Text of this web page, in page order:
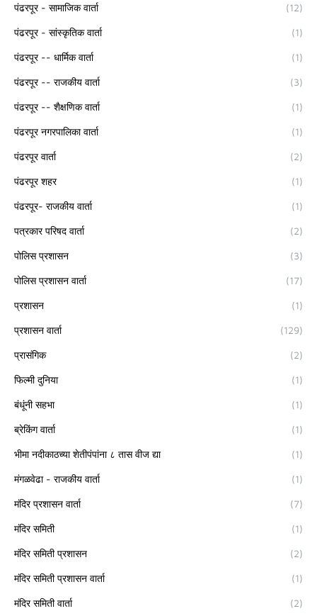
पंढरपूर - सामाजिक वार्ता (12)
पंढरपूर - सांस्कृतिक वार्ता (1)
पंढरपूर -- धार्मिक वार्ता (1)
पंढरपूर -- राजकीय वार्ता (3)
पंढरपूर -- शैक्षणिक वार्ता (1)
पंढरपूर नगरपालिका वार्ता (1)
पंढरपूर वार्ता (2)
पंढरपूर शहर (1)
पंढरपूर- राजकीय वार्ता (1)
पत्रकार परिषद वार्ता (2)
पोलिस प्रशासन (3)
पोलिस प्रशासन वार्ता (17)
प्रशासन (1)
प्रशासन वार्ता (129)
प्रासंगिक (2)
फिल्मी दुनिया (1)
बंधूंनी सहभा (1)
ब्रेकिंग वार्ता (1)
भीमा नदीकाठच्या शेतीपंपांना ८ तास वीज द्या (1)
मंगळवेढा - राजकीय वार्ता (1)
मंदिर प्रशासन वार्ता (7)
मंदिर समिती (1)
मंदिर समिती प्रशासन (2)
मंदिर समिती प्रशासन वार्ता (1)
मंदिर समिती वार्ता (2)